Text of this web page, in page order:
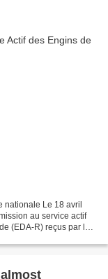
nationale Le 18 avril
au service actif
(EDA-R) reçus par la